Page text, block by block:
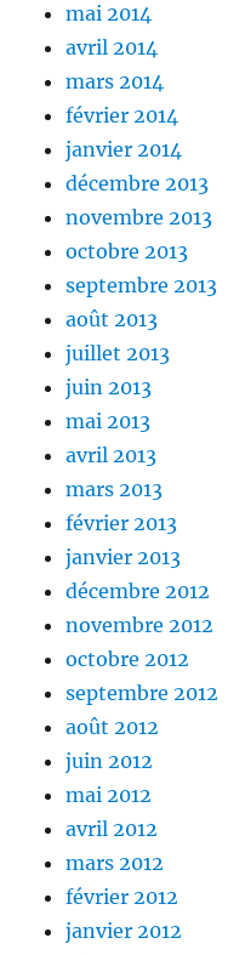
mai 2014
avril 2014
mars 2014
février 2014
janvier 2014
décembre 2013
novembre 2013
octobre 2013
septembre 2013
août 2013
juillet 2013
juin 2013
mai 2013
avril 2013
mars 2013
février 2013
janvier 2013
décembre 2012
novembre 2012
octobre 2012
septembre 2012
août 2012
juin 2012
mai 2012
avril 2012
mars 2012
février 2012
janvier 2012